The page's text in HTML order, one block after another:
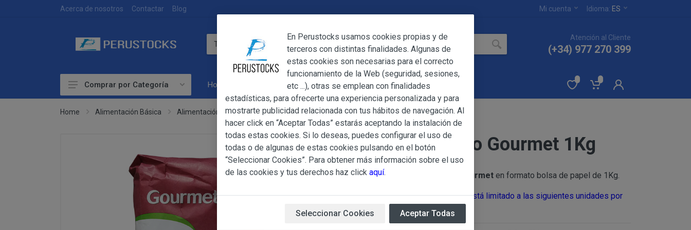
Acerca de nosotros Contactar Blog Mi cuenta Idioma: ES
Atención al Cliente
(+34) 977 270 399
Accesorios
Comprar por Categoría Home Megamenu Mi cuenta Blog
Home Alimentación Básica Alimentación Básica Harina de Trigo Gourmet 1Kg
Harina de Trigo Gourmet 1Kg
Harina de trigo Gourmet en formato bolsa de papel de 1Kg.
En este momento este artículo está limitado a las siguientes unidades por
compra:
2.00
OBJETO
Información
Básica
sobre
Protección
de Datos
Las presentes Condiciones Generales regulan la adquisición de los productos ofertados en el sitio
web www.perustocks.es, del que es titular ALBERT SALA CIGÜELA y CINTHYA PAMELA RUIZ
YACARINE (en adelante, PERUSTOCKS).
La adquisición de cualesquiera de los productos conlleva la aceptación plena y sin reservas de todas
y cada una de las Condiciones Generales que se indican, sin perjuicio de la aceptación de las
Condiciones Particulares que pudieran ser de aplicación al adquirir determinados productos.
DEVOLUCIONES
Cerrar
En Perustocks usamos cookies propias y de
terceros con distintas finalidades. Algunas de
estas cookies son necesarias para el correcto
funcionamiento de la Web (seguridad, sesiones,
etc ...), otras se emplean con finalidades
estadísticas, para ofrecerte una experiencia personalizada y para
mostrarte publicidad relacionada con tus hábitos de navegación. Al
hacer click en “Aceptar Todas” estarás aceptando la instalación de
todas estas cookies. Si lo deseas, puedes configurar el uso de
todas o de algunas de estas cookies pulsando en el botón
“Seleccionar Cookies”. Para obtener más información sobre el uso
de las cookies y tus derechos haz click aquí.
Seleccionar Cookies Aceptar Todas